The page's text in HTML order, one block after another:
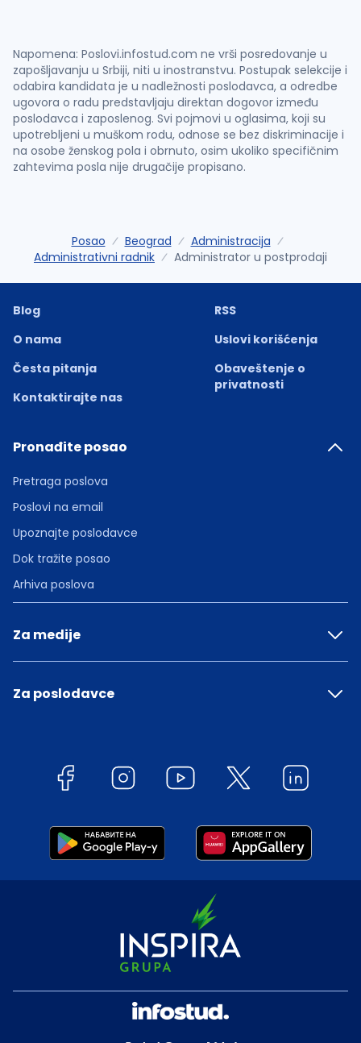
Napomena: Poslovi.infostud.com ne vrši posredovanje u
zapošljavanju u Srbiji, niti u inostranstvu. Postupak selekcije i
odabira kandidata je u nadležnosti poslodavca, a odredbe
ugovora o radu predstavljaju direktan dogovor između
poslodavca i zaposlenog. Svi pojmovi u oglasima, koji su
upotrebljeni u muškom rodu, odnose se bez diskriminacije i
na osobe ženskog pola i obrnuto, osim ukoliko specifičnim
zahtevima posla nije drugačije propisano.
Posao Beograd
Administracija
Administrativni radnik
Administrator u postprodaji
Blog
O nama
Česta pitanja
Kontaktirajte nas
RSS
Uslovi korišćenja
Obaveštenje o
privatnosti
Pronađite posao
Pretraga poslova
Poslovi na email
Upoznajte poslodavce
Dok tražite posao
Arhiva poslova
Za medije
Za poslodavce